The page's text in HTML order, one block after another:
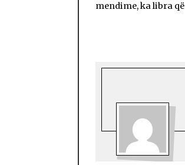
mendime, ka libra që